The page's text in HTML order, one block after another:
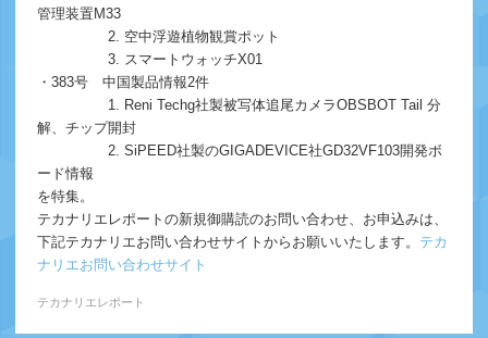
管理装置M33
2. 空中浮遊植物観賞ポット
3. スマートウォッチX01
・383号 中国製品情報2件
1. Reni Techg社製被写体追尾カメラOBSBOT Tail 分
解、チップ開封
2. SiPEED社製のGIGADEVICE社GD32VF103開発ボ
ード情報
を特集。
テカナリエレポートの新規御購読のお問い合わせ、お申込みは、
下記テカナリエお問い合わせサイトからお願いいたします。 テカ
ナリエお問い合わせサイト
テカナリエレポート